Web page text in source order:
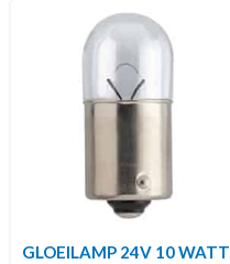
GLOEILAMP 24V 10 WATT